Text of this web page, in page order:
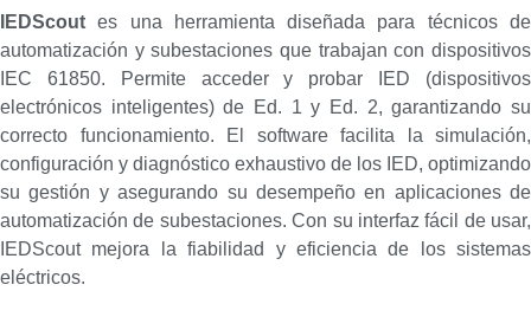
IEDScout es una herramienta diseñada para técnicos de
automatización y subestaciones que trabajan con dispositivos
IEC 61850. Permite acceder y probar IED (dispositivos
electrónicos inteligentes) de Ed. 1 y Ed. 2, garantizando su
correcto funcionamiento. El software facilita la simulación,
configuración y diagnóstico exhaustivo de los IED, optimizando
su gestión y asegurando su desempeño en aplicaciones de
automatización de subestaciones. Con su interfaz fácil de usar,
IEDScout mejora la fiabilidad y eficiencia de los sistemas
eléctricos.